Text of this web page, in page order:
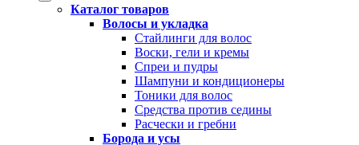
Каталог товаров
Волосы и укладка
Стайлинги для волос
Воски, гели и кремы
Спреи и пудры
Шампуни и кондиционеры
Тоники для волос
Средства против седины
Расчески и гребни
Борода и усы